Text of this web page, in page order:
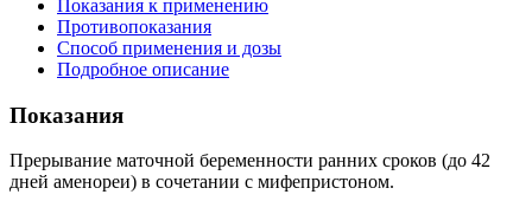
Показания к применению
Противопоказания
Способ применения и дозы
Подробное описание
Показания
Прерывание маточной беременности ранних сроков (до 42
дней аменореи) в сочетании с мифепристоном.